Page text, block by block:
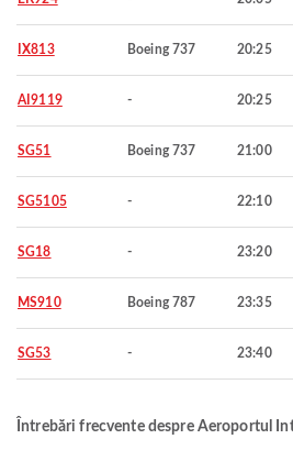
IX813 Boeing 737 20:25
AI9119 - 20:25
SG51 Boeing 737 21:00
SG5105 - 22:10
SG18 - 23:20
MS910 Boeing 787 23:35
SG53 - 23:40
Întrebări frecvente despre Aeroportul